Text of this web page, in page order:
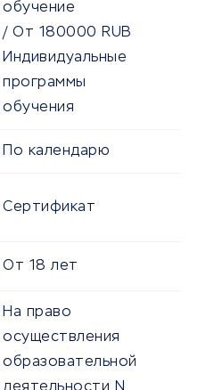
обучение
/ От 180000 RUB
Индивидуальные
программы
обучения
По календарю
Сертификат
От 18 лет
На право
осуществления
образовательной